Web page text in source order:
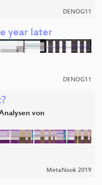
DENOG11
year later
DENOG11
von
MetaNook 2019